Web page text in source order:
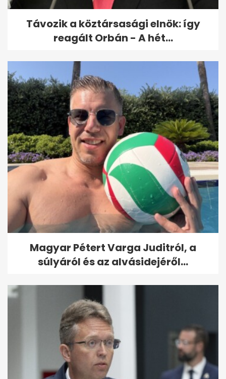
Távozik a köztársasági elnök: így
reagált Orbán - A hét...
Magyar Pétert Varga Juditról, a
súlyáról és az alvásidejéről...